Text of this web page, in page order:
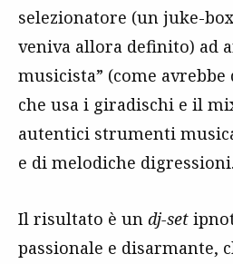
selezionatore (un juke-
veniva allora definito) ad
musicista” (come avrebbe
che usa i giradischi e il
autentici strumenti
e di melodiche digressioni.
Il risultato è un dj-set
passionale e disarmante,